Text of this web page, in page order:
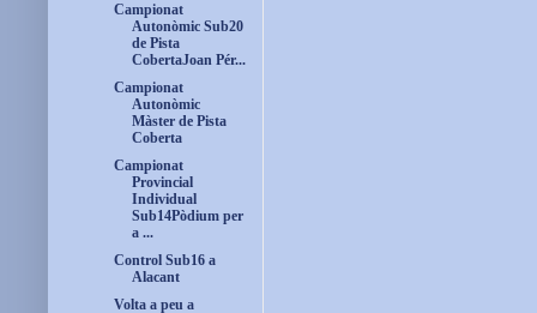
Campionat
Autonòmic Sub20
de Pista
CobertaJoan Pér...
Campionat
Autonòmic
Màster de Pista
Coberta
Campionat
Provincial
Individual
Sub14Pòdium per
a ...
Control Sub16 a
Alacant
Volta a peu a